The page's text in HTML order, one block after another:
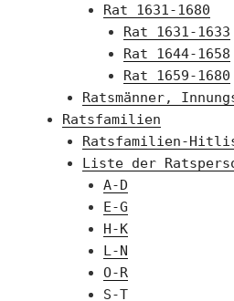
Rat 1631-1680
Rat 1631-1633
Rat 1644-1658
Rat 1659-1680
Ratsmänner,
Ratsfamilien
Ratsfamilien-
Liste der
A-D
E-G
H-K
L-N
O-R
S-T